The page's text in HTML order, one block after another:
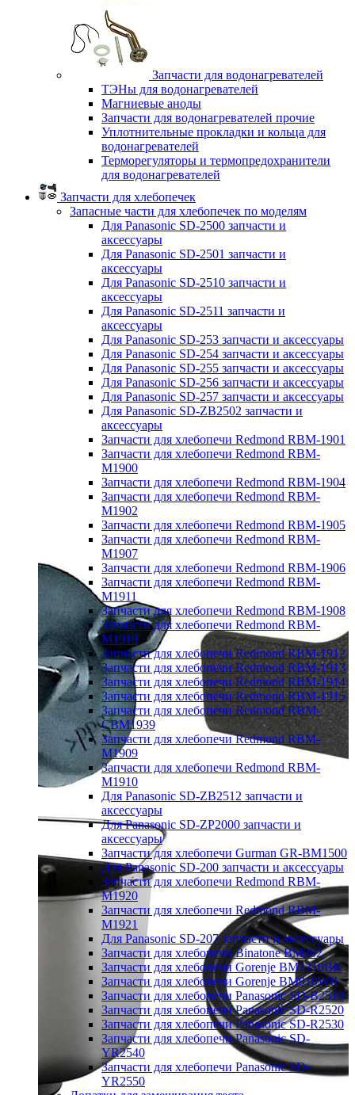
Запчасти для водонагревателей
ТЭНы для водонагревателей
Магниевые аноды
Запчасти для водонагревателей прочие
Уплотнительные прокладки и кольца для
водонагревателей
Терморегуляторы и термопредохранители
для водонагревателей
Запчасти для хлебопечек
Запасные части для хлебопечек по моделям
Для Panasonic SD-2500 запчасти и
аксессуары
Для Panasonic SD-2501 запчасти и
аксессуары
Для Panasonic SD-2510 запчасти и
аксессуары
Для Panasonic SD-2511 запчасти и
аксессуары
Для Panasonic SD-253 запчасти и аксессуары
Для Panasonic SD-254 запчасти и аксессуары
Для Panasonic SD-255 запчасти и аксессуары
Для Panasonic SD-256 запчасти и аксессуары
Для Panasonic SD-257 запчасти и аксессуары
Для Panasonic SD-ZB2502 запчасти и
аксессуары
Запчасти для хлебопечи Redmond RBM-1901
Запчасти для хлебопечи Redmond RBM-
M1900
Запчасти для хлебопечи Redmond RBM-1904
Запчасти для хлебопечи Redmond RBM-
M1902
Запчасти для хлебопечи Redmond RBM-1905
Запчасти для хлебопечи Redmond RBM-
M1907
Запчасти для хлебопечи Redmond RBM-1906
Запчасти для хлебопечи Redmond RBM-
M1911
Запчасти для хлебопечи Redmond RBM-1908
Запчасти для хлебопечи Redmond RBM-
M1919
Запчасти для хлебопечи Redmond RBM-1912
Запчасти для хлебопечи Redmond RBM-1913
Запчасти для хлебопечи Redmond RBM-1914
Запчасти для хлебопечи Redmond RBM-1915
Запчасти для хлебопечи Redmond RBM-
CBM1939
Запчасти для хлебопечи Redmond RBM-
M1909
Запчасти для хлебопечи Redmond RBM-
M1910
Для Panasonic SD-ZB2512 запчасти и
аксессуары
Для Panasonic SD-ZP2000 запчасти и
аксессуары
Запчасти для хлебопечи Gurman GR-BM1500
Для Panasonic SD-200 запчасти и аксессуары
Запчасти для хлебопечи Redmond RBM-
M1920
Запчасти для хлебопечи Redmond RBM-
M1921
Для Panasonic SD-207 запчасти и аксессуары
Запчасти для хлебопечи Binatone BM202
Запчасти для хлебопечи Gorenje BM1210BK
Запчасти для хлебопечи Gorenje BM910WII
Запчасти для хлебопечи Panasonic SD-B2510
Запчасти для хлебопечи Panasonic SD-R2520
Запчасти для хлебопечи Panasonic SD-R2530
Запчасти для хлебопечи Panasonic SD-
YR2540
Запчасти для хлебопечи Panasonic SD-
YR2550